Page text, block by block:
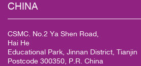
CHINA
CSMC. No.2 Ya Shen Road,
Hai He
Educational Park, Jinnan District, Tianjin
Postcode 300350, P.R. China